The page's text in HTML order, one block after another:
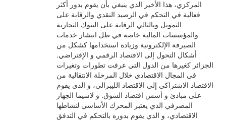
المركزي، هذا الأخير الذي ينبغي بأن يقوم بدور أكثر
فعالية في التحكم في الرصيد النقدي والرقابة على
التمويل وبالتالي الرقابة على البنوك التجارية
والمؤسسات المالية خاصة في ظل انتشار خدمات
الصيرفة الإلكترونية وزيادة استخدامها كشكل من
أشكال التحول إلى الاقتصاد الرقمي و الإفتراضي.
الجزائر كغيرها من الدول التي عرفت تطورات وتغيرات
في المجال الاقتصادي خلال المرحلة الانتقالية من
الاقتصاد الاشتراكي إلى الاقتصاد الليبرالي، و الذي يقوم
على مبادئ و أسس اقتصاد السوق. و لاسيما الجهاز
المصرفي الذي يعتبر المحرك الأساسي لنشاطها
الاقتصادي، و الذي يقوم بدوره بالتحكم في التدفق